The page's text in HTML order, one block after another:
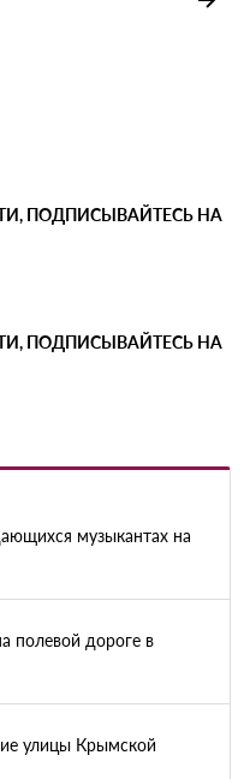
ПОДПИСЫВАЙТЕСЬ НА
ПОДПИСЫВАЙТЕСЬ НА
музыкантах на
полевой дороге в
улицы Крымской